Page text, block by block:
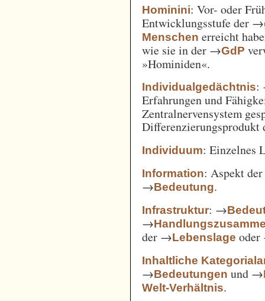
Hominini: Vor- oder
Entwicklungsstufe der →
Menschen erreicht
wie sie in der →GdP
»Hominiden«.
Individualgedächtnis:
Erfahrungen und
Zentralnervensystem
Individuum: Einzelnes
Information: Aspekt
→Bedeutung.
Infrastruktur: →
→
der →Lebenslage
Inhaltliche
→Bedeutungen und →
Welt-Verhältnis.